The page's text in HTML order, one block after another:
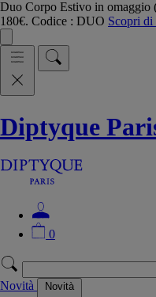
Duo Corpo Estivo in omaggio
180€. Codice : DUO Scopri di
Diptyque
0
Novità Novità